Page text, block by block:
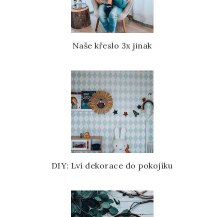
Naše křeslo 3x jinak
DIY: Lví dekorace do pokojíku